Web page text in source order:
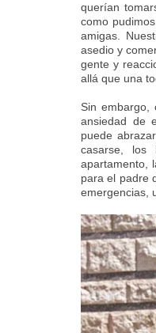
querían
como
amigas.
asedio y
gente y
allá que una
Sin embargo,
ansiedad de
puede
casarse, los
apartamento,
para el padre
emergencias,